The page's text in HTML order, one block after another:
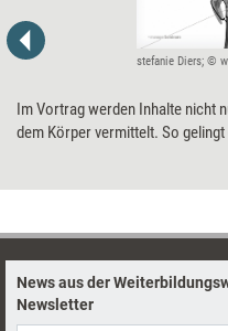
stefanie Diers; ©
Im Vortrag werden Inhalte nicht
dem Körper vermittelt. So
News aus der
Newsletter